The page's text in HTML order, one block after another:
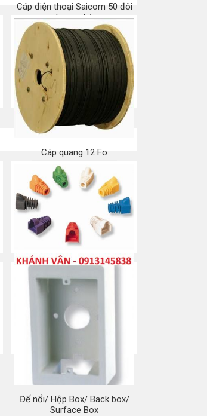
Cáp điện thoại Saicom 50 đôi
trong nhà
Mua ngay
Cáp quang 12 Fo
Mua ngay
Colour/ Plug Boot
Mua ngay
Đế nổi/ Hộp Box/ Back box/
Surface Box